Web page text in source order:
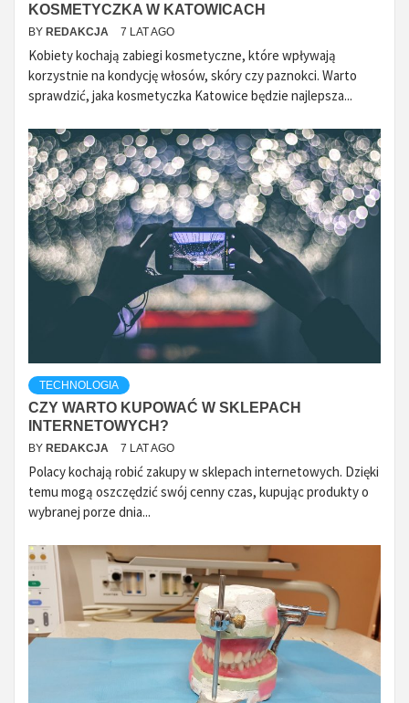
KOSMETYCZKA W KATOWICACH
BY REDAKCJA 7 LAT AGO
Kobiety kochają zabiegi kosmetyczne, które wpływają
korzystnie na kondycję włosów, skóry czy paznokci. Warto
sprawdzić, jaka kosmetyczka Katowice będzie najlepsza...
TECHNOLOGIA
CZY WARTO KUPOWAĆ W SKLEPACH
INTERNETOWYCH?
BY REDAKCJA 7 LAT AGO
Polacy kochają robić zakupy w sklepach internetowych. Dzięki
temu mogą oszczędzić swój cenny czas, kupując produkty o
wybranej porze dnia...